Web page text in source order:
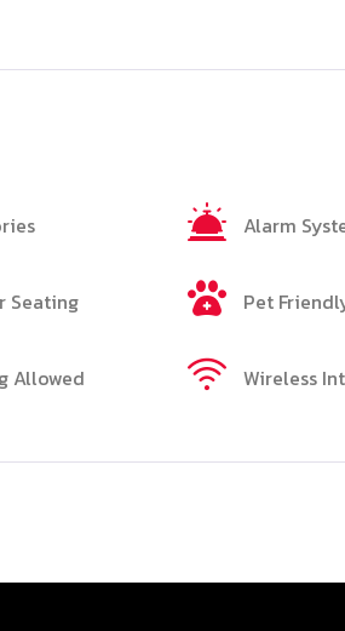
Alarm
Seating Pet
Allowed Wireless